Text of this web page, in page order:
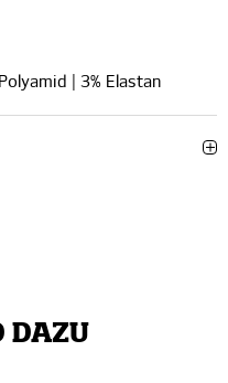
| 3% Elastan
DAZU